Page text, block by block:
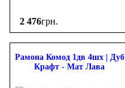
2 476грн.
Рамона Комод 1дв 4шх | Дуб
Крафт - Мат Лава